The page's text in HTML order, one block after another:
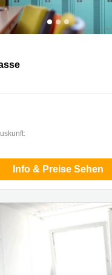
13, Wil
Info & Preise Sehen